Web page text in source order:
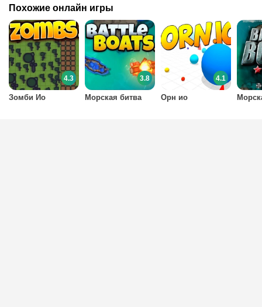
Похожие онлайн игры
Зомби Ио
4.3
Морская битва
3.8
Орн ио
4.1